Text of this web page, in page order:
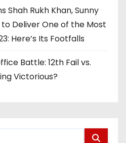
Shah Rukh Khan, Sunny
Deliver One of the Most
Here’s Its Footfalls
Battle: 12th Fail vs.
Victorious?